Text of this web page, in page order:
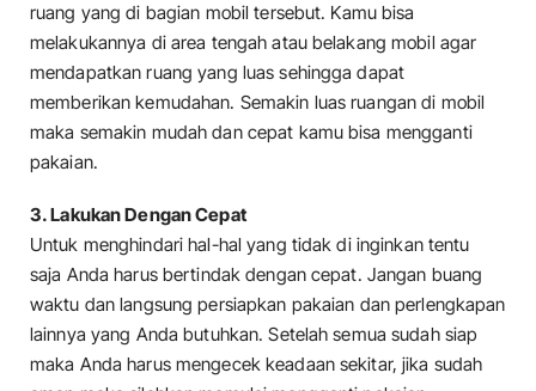
ruang yang di bagian mobil tersebut. Kamu bisa
melakukannya di area tengah atau belakang mobil agar
mendapatkan ruang yang luas sehingga dapat
memberikan kemudahan. Semakin luas ruangan di mobil
maka semakin mudah dan cepat kamu bisa mengganti
pakaian.
3. Lakukan Dengan Cepat
Untuk menghindari hal-hal yang tidak di inginkan tentu
saja Anda harus bertindak dengan cepat. Jangan buang
waktu dan langsung persiapkan pakaian dan perlengkapan
lainnya yang Anda butuhkan. Setelah semua sudah siap
maka Anda harus mengecek keadaan sekitar, jika sudah